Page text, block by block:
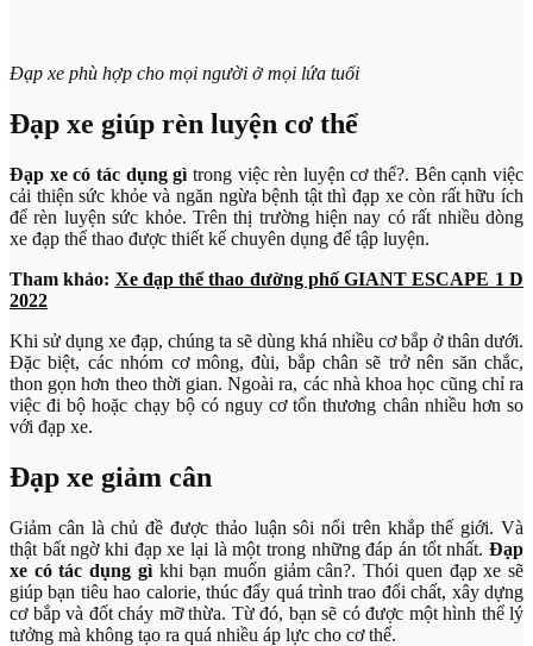
Đạp xe phù hợp cho mọi người ở mọi lứa tuổi
Đạp xe giúp rèn luyện cơ thể
Đạp xe có tác dụng gì trong việc rèn luyện cơ thể?. Bên cạnh việc
cải thiện sức khỏe và ngăn ngừa bệnh tật thì đạp xe còn rất hữu ích
để rèn luyện sức khỏe. Trên thị trường hiện nay có rất nhiều dòng
xe đạp thể thao được thiết kế chuyên dụng để tập luyện.
Tham khảo: Xe đạp thể thao đường phố GIANT ESCAPE 1 D
2022
Khi sử dụng xe đạp, chúng ta sẽ dùng khá nhiều cơ bắp ở thân dưới.
Đặc biệt, các nhóm cơ mông, đùi, bắp chân sẽ trở nên săn chắc,
thon gọn hơn theo thời gian. Ngoài ra, các nhà khoa học cũng chỉ ra
việc đi bộ hoặc chạy bộ có nguy cơ tổn thương chân nhiều hơn so
với đạp xe.
Đạp xe giảm cân
Giảm cân là chủ đề được thảo luận sôi nổi trên khắp thế giới. Và
thật bất ngờ khi đạp xe lại là một trong những đáp án tốt nhất. Đạp
xe có tác dụng gìkhi bạn muốn giảm cân?. Thói quen đạp xe sẽ
giúp bạn tiêu hao calorie, thúc đẩy quá trình trao đổi chất, xây dựng
cơ bắp và đốt cháy mỡ thừa. Từ đó, bạn sẽ có được một hình thể lý
tưởng mà không tạo ra quá nhiều áp lực cho cơ thể.